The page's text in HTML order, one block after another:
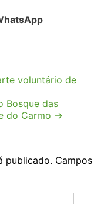
voluntário de
Bosque das
do Carmo →
publicado. Campos